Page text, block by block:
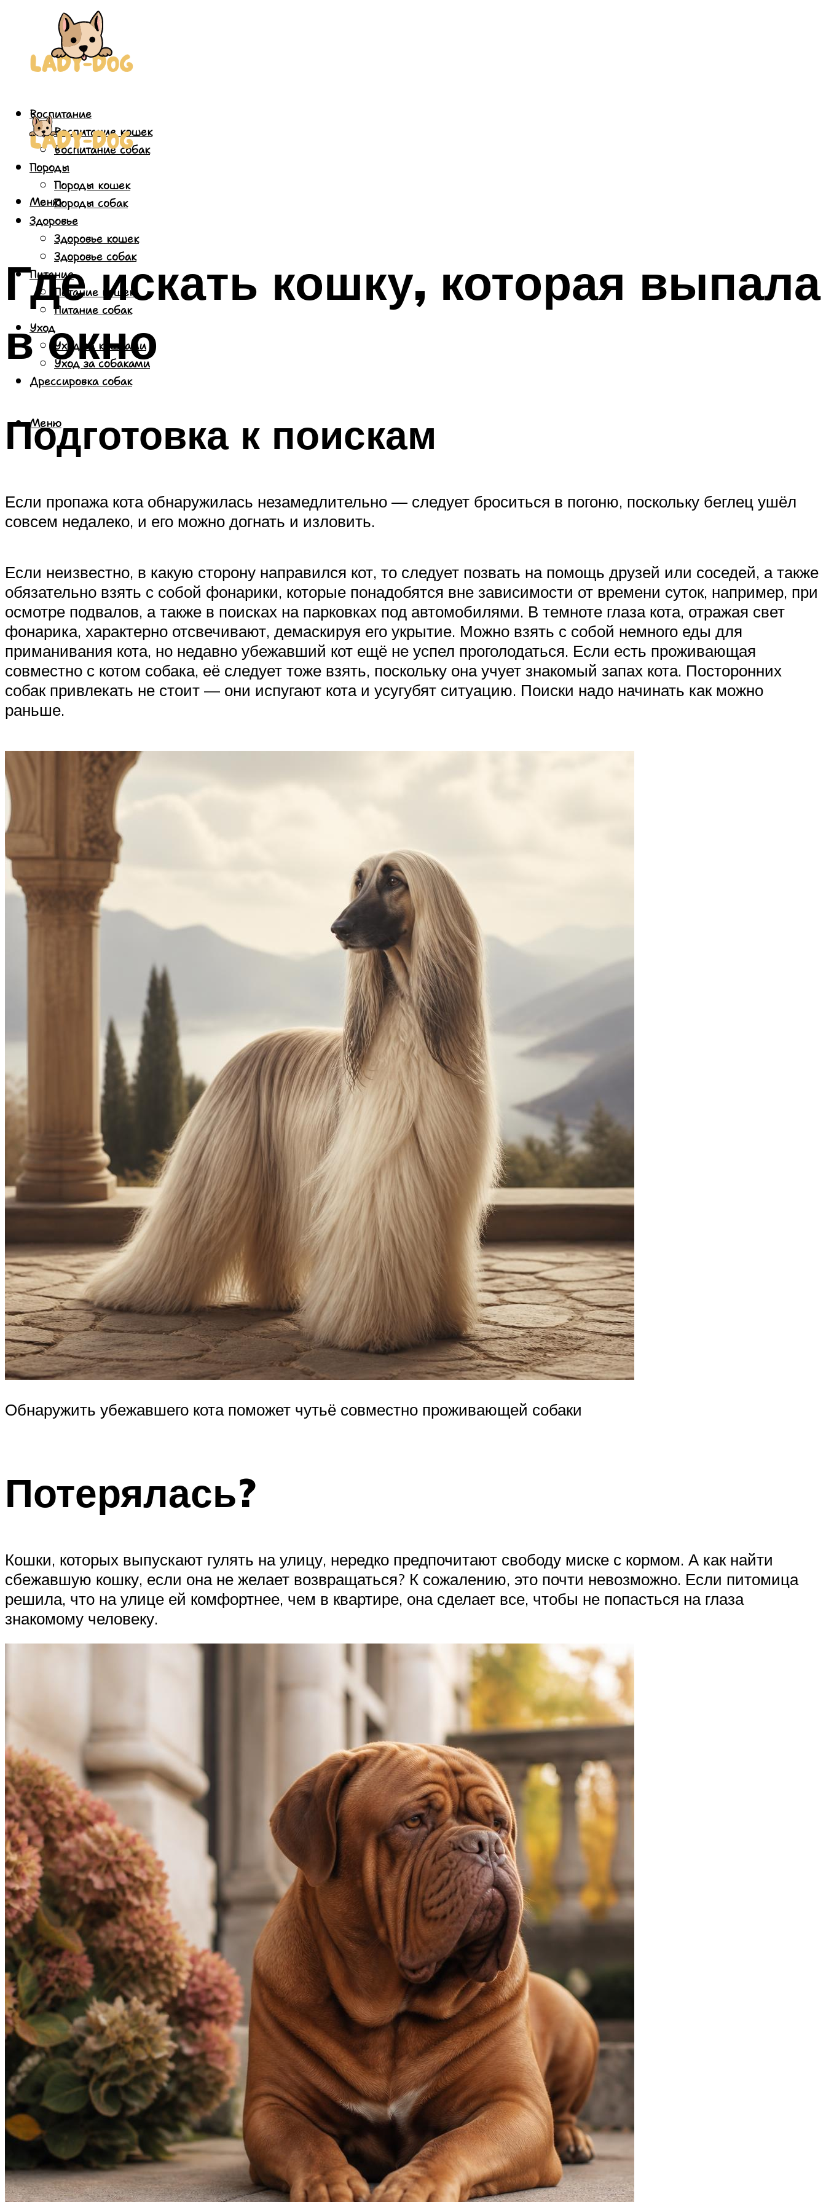
Воспитание
Воспитание кошек
Воспитание собак
Породы
Породы кошек
Породы собак
Здоровье
Здоровье кошек
Здоровье собак
Питание
Питание кошек
Питание собак
Уход
Уход за кошками
Уход за собаками
Дрессировка собак
Меню
Меню
Где искать кошку, которая выпала
в окно
Подготовка к поискам
Если пропажа кота обнаружилась незамедлительно — следует броситься в погоню, поскольку беглец ушёл
совсем недалеко, и его можно догнать и изловить.
Если неизвестно, в какую сторону направился кот, то следует позвать на помощь друзей или соседей, а также
обязательно взять с собой фонарики, которые понадобятся вне зависимости от времени суток, например, при
осмотре подвалов, а также в поисках на парковках под автомобилями. В темноте глаза кота, отражая свет
фонарика, характерно отсвечивают, демаскируя его укрытие. Можно взять с собой немного еды для
приманивания кота, но недавно убежавший кот ещё не успел проголодаться. Если есть проживающая
совместно с котом собака, её следует тоже взять, поскольку она учует знакомый запах кота. Посторонних
собак привлекать не стоит — они испугают кота и усугубят ситуацию. Поиски надо начинать как можно
раньше.
Обнаружить убежавшего кота поможет чутьё совместно проживающей собаки
Потерялась?
Кошки, которых выпускают гулять на улицу, нередко предпочитают свободу миске с кормом. А как найти
сбежавшую кошку, если она не желает возвращаться? К сожалению, это почти невозможно. Если питомица
решила, что на улице ей комфортнее, чем в квартире, она сделает все, чтобы не попасться на глаза
знакомому человеку.